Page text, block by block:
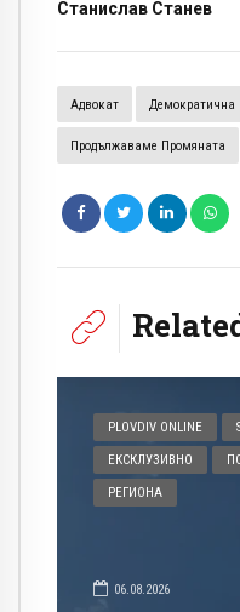
Станислав Станев
Адвокат Демократична
Продължаваме Промяната
PLOVDIV ONLINE
ЕКСКЛУЗИВНО
РЕГИОНА
06.08.2026